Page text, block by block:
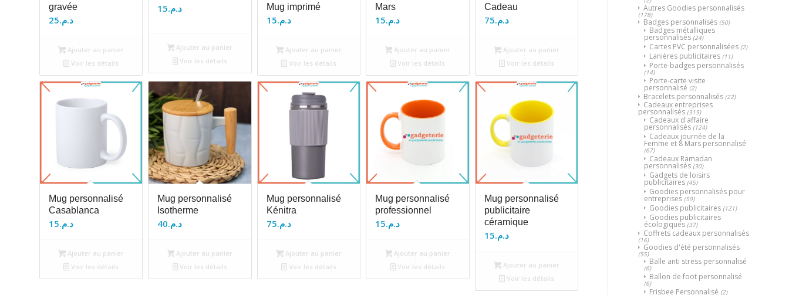
gravée
د.م.25
Ajouter au panier
Voir les détails
د.م.15
Ajouter au panier
Voir les détails
Mug imprimé
د.م.15
Ajouter au panier
Voir les détails
Mars
د.م.15
Ajouter au panier
Voir les détails
Cadeau
د.م.75
Ajouter au panier
Voir les détails
Mug personnalisé
Casablanca
د.م.15
Ajouter au panier
Voir les détails
Mug personnalisé
Isotherme
د.م.40
Ajouter au panier
Voir les détails
Mug personnalisé
Kénitra
د.م.75
Ajouter au panier
Voir les détails
Mug personnalisé
professionnel
د.م.15
Ajouter au panier
Voir les détails
Mug personnalisé
publicitaire
céramique
د.م.15
Ajouter au panier
Voir les détails
Autres Goodies personnalisés
(178)
Badges personnalisés (50)
Badges métalliques
personnalisés (24)
Cartes PVC personnalisées (2)
Lanières publicitaires (11)
Porte-badges personnalisés
(14)
Porte-carte visite
personnalisé (2)
Bracelets personnalisés (22)
Cadeaux entreprises
personnalisés (315)
Cadeaux d'affaire
personnalisés (124)
Cadeaux journée de la
Femme et 8 Mars personnalisé
(67)
Cadeaux Ramadan
personnalisés (30)
Gadgets de loisirs
publicitaires (45)
Goodies personnalisés pour
entreprises (59)
Goodies publicitaires (121)
Goodies publicitaires
écologiques (37)
Coffrets cadeaux personnalisés
(16)
Goodies d'été personnalisés
(55)
Balle anti stress personnalisé
(6)
Ballon de foot personnalisé
(6)
Frisbee Personnalisé (2)